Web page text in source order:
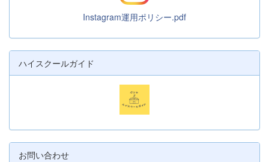
Instagram運用ポリシー.pdf
ハイスクールガイド
お問い合わせ